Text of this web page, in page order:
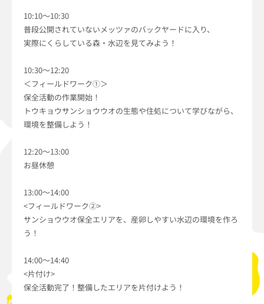
10:10～10:30
普段公開されていないメッツァのバックヤードに入り、
実際にくらしている森・水辺を見てみよう！
10:30～12:20
＜フィールドワーク①＞
保全活動の作業開始！
トウキョウサンショウウオの生態や住処について学びながら、
環境を整備しよう！
12:20～13:00
お昼休憩
13:00〜14:00
<フィールドワーク②>
サンショウウオ保全エリアを、産卵しやすい水辺の環境を作ろ
う！
14:00〜14:40
<片付け>
保全活動完了！整備したエリアを片付けよう！